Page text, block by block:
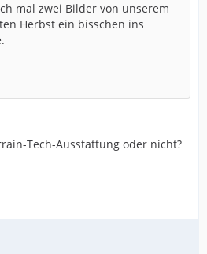
mal zwei Bilder von unserem
Herbst ein bisschen ins
Tech-Ausstattung oder nicht?